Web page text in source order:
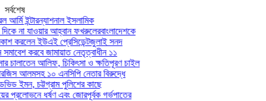
সর্বশেষ
ইন্টারন্যাশনাল ইসলামিক
না যাওয়ার আহ্বান ফখরুলেরবাংলাদেশকে
করলেন ইউএই প্রেসিডেন্টজুলাই সনদ
করবে জামায়াত নেতৃত্বাধীন ১১
আলিফ, চিকিৎসা ও ক্ষতিপূরণ চাইল
আলমসহ ১০ এনসিপি নেতার বিরুদ্ধে
ইমন, চট্টগ্রাম পুলিশের কাছে
প্রলোভনে ধর্ষণ এবং জোরপূর্বক গর্ভপাতের